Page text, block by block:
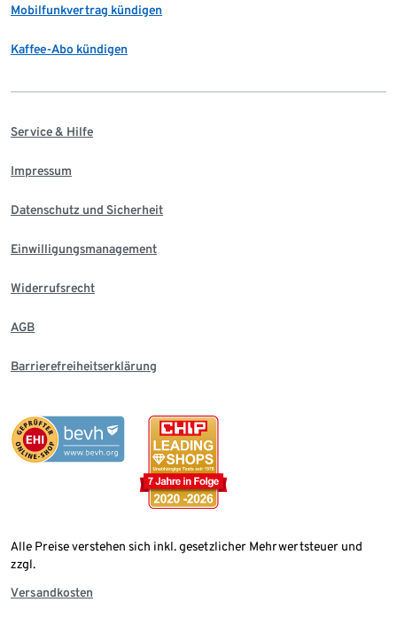
Mobilfunkvertrag kündigen
Kaffee-Abo kündigen
Service & Hilfe
Impressum
Datenschutz und Sicherheit
Einwilligungsmanagement
Widerrufsrecht
AGB
Barrierefreiheitserklärung
Alle Preise verstehen sich inkl. gesetzlicher Mehrwertsteuer und
zzgl.
Versandkosten